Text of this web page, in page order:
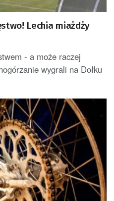
Lechia miażdży
- a może raczej
wygrali na Dołku